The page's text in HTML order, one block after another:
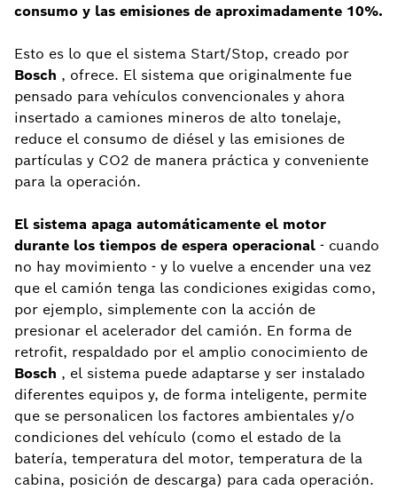
consumo y las emisiones de aproximadamente 10%.
Esto es lo que el sistema Start/Stop, creado por
Bosch , ofrece. El sistema que originalmente fue
pensado para vehículos convencionales y ahora
insertado a camiones mineros de alto tonelaje,
reduce el consumo de diésel y las emisiones de
partículas y CO2 de manera práctica y conveniente
para la operación.
El sistema apaga automáticamente el motor
durante los tiempos de espera operacional - cuando
no hay movimiento - y lo vuelve a encender una vez
que el camión tenga las condiciones exigidas como,
por ejemplo, simplemente con la acción de
presionar el acelerador del camión. En forma de
retrofit, respaldado por el amplio conocimiento de
Bosch , el sistema puede adaptarse y ser instalado
diferentes equipos y, de forma inteligente, permite
que se personalicen los factores ambientales y/o
condiciones del vehículo (como el estado de la
batería, temperatura del motor, temperatura de la
cabina, posición de descarga) para cada operación.